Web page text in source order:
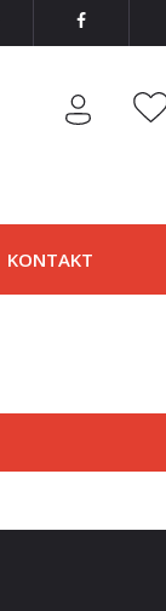

KONTAKT